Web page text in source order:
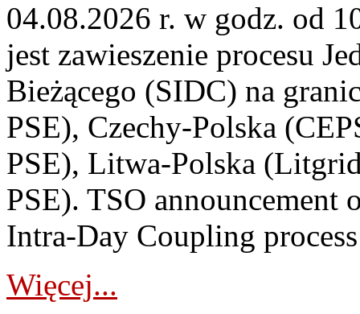
04.08.2026 r. w godz. od
jest zawieszenie procesu
Bieżącego (SIDC) na
PSE), Czechy-Polska
PSE), Litwa-Polska
PSE). TSO announcement
Intra-Day Coupling
Więcej...